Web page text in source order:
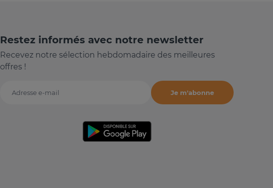
Restez informés avec notre newsletter
Recevez notre sélection hebdomadaire des meilleures
offres !
Adresse e-mail
Je m'abonne